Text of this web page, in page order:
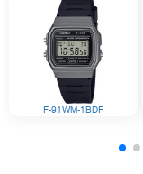
F-91WM-1BDF